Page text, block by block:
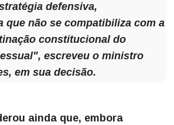
defensiva,
que não se compatibiliza com a
constitucional do
escreveu o ministro
em sua decisão.
ainda que, embora